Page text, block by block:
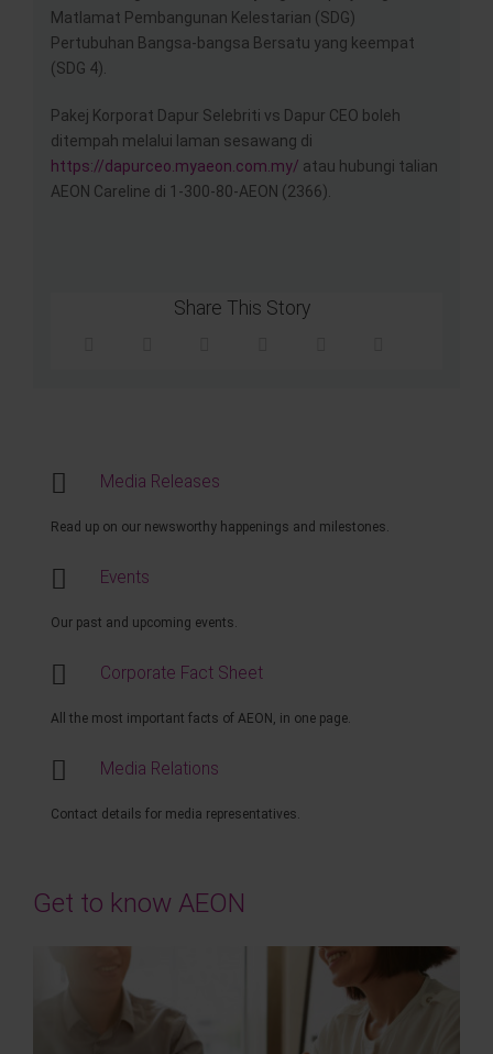
Matlamat Pembangunan Kelestarian (SDG)
Pertubuhan Bangsa-bangsa Bersatu yang keempat
(SDG 4).
Pakej Korporat Dapur Selebriti vs Dapur CEO boleh
ditempah melalui laman sesawang di
https://dapurceo.myaeon.com.my/ atau hubungi talian
AEON Careline di 1-300-80-AEON (2366).
Share This Story
Media Releases
Read up on our newsworthy happenings and milestones.
Events
Our past and upcoming events.
Corporate Fact Sheet
All the most important facts of AEON, in one page.
Media Relations
Contact details for media representatives.
Get to know AEON